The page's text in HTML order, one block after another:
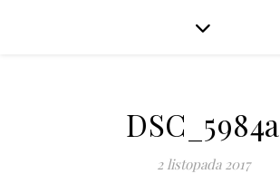
DSC_5984a
2 listopada 2017